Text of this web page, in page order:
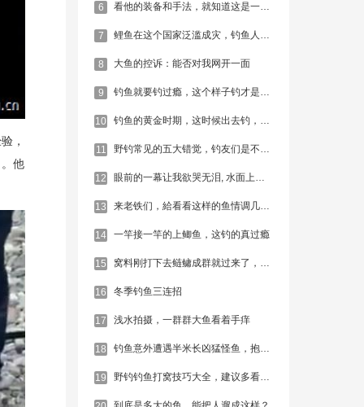
6 看他的装备和手法，就知道这是一位高境界的老钓手
7 鲤鱼在这个国家泛滥成灾，钓鱼人用路亚也能钓到大家伙
8 大鱼的控诉：能否对我网开一面
9 钓鱼就要钓过瘾，这个样子钓才是最过瘾！
10 钓鱼的黄金时期，这时候出去钓，绝对爆护！
11 野钓常见的五大错觉，钓友们是不是也都经历过
12 眼前的一幕让我欲哭无泪, 水面上漂浮着一层死去的鱼
13 来老铁们，給看看这样的鱼情调几钓几？
14 一竿接一竿的上鲫鱼，这钓的真过瘾
15 窝料刚打下去鲢鳙成群就过来了，可是这并不是目标鱼啊
16 冬季钓鱼三连招
17 浅水拍摄，一群群大鱼看着手痒
18 钓鱼意外遭遇半米长凶猛怪鱼，抱起细看后果断带回！
19 野钓钓鱼打窝技巧大全，建议多看几遍
，
他